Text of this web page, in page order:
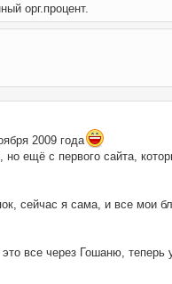
орг.процент.
2009 года
но ещё с первого сайта,
сейчас я сама, и все мои
все через Гошаню,